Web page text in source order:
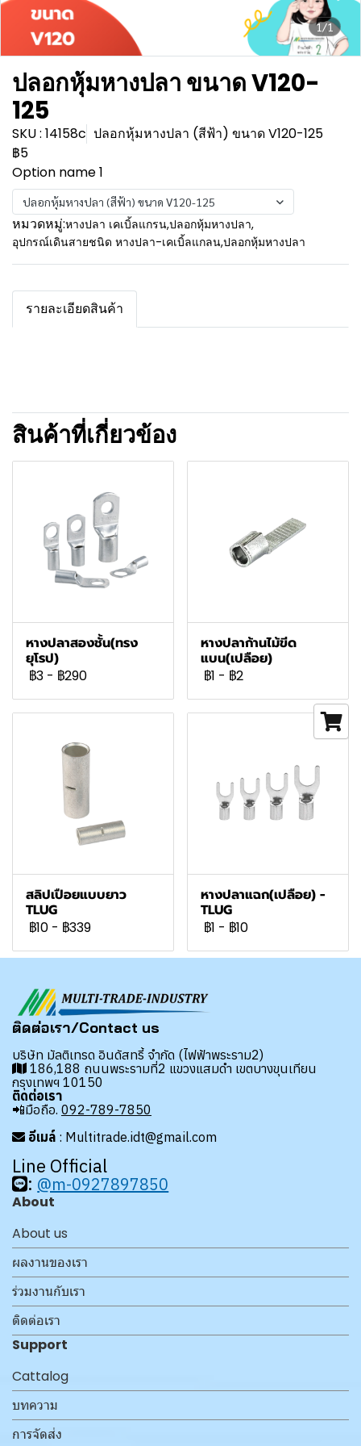
1/1
ปลอกหุ้มหางปลา ขนาด V120-
125
SKU : 14158c ปลอกหุ้มหางปลา (สีฟ้า) ขนาด V120-125
฿5
Option name 1
ปลอกหุ้มหางปลา (สีฟ้า) ขนาด V120-125
หมวดหมู่:หางปลา เคเบิ้ลแกรน,ปลอกหุ้มหางปลา,
อุปกรณ์เดินสายชนิด หางปลา-เคเบิ้ลแกลน,ปลอกหุ้มหางปลา
รายละเอียดสินค้า
สินค้าที่เกี่ยวข้อง
หางปลาสองชั้น(ทรง
ยุโรป)
฿3 - ฿290
หางปลาก้านไม้ขีด
แบน(เปลือย)
฿1 - ฿2
สลิปเปือยแบบยาว
TLUG
฿10 - ฿339
หางปลาแฉก(เปลือย) -
TLUG
฿1 - ฿10
ติดต่อเรา/Contact us
บริษัท มัลติเทรด อินดัสทรี้ จำกัด (ไฟฟ้าพระราม2)
186,188 ถนนพระรามที่2 แขวงแสมดำ เขตบางขุนเทียน
กรุงเทพฯ 10150
ติดต่อเรา
📲มือถือ. 092-789-7850
อีเมล์ : Multitrade.idt@gmail.com
Line Official
: @m-0927897850
About
About us
ผลงานของเรา
ร่วมงานกับเรา
ติดต่อเรา
Support
Cattalog
บทความ
การจัดส่ง